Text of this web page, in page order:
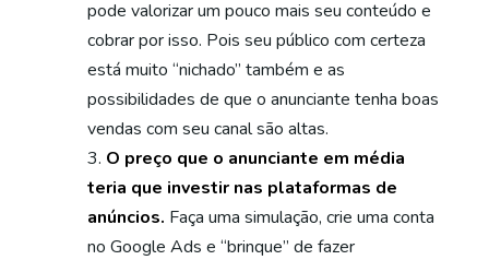
pode valorizar um pouco mais seu conteúdo e
cobrar por isso. Pois seu público com certeza
está muito “nichado” também e as
possibilidades de que o anunciante tenha boas
vendas com seu canal são altas.
O preço que o anunciante em média
teria que investir nas plataformas de
anúncios. Faça uma simulação, crie uma conta
no Google Ads e “brinque” de fazer